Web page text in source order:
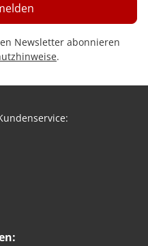
Newsletter abonnieren
.